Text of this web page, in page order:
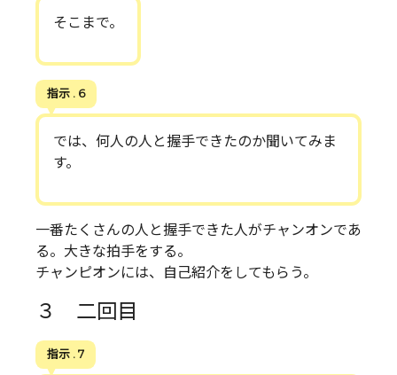
そこまで。
指示 . 6
では、何人の人と握手できたのか聞いてみま
す。
一番たくさんの人と握手できた人がチャンオンであ
る。大きな拍手をする。
チャンピオンには、自己紹介をしてもらう。
３ 二回目
指示 . 7